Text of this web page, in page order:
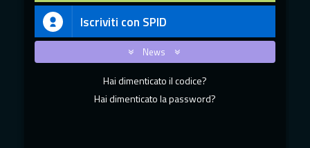
Iscriviti con SPID
News
Hai dimenticato il codice?
Hai dimenticato la password?